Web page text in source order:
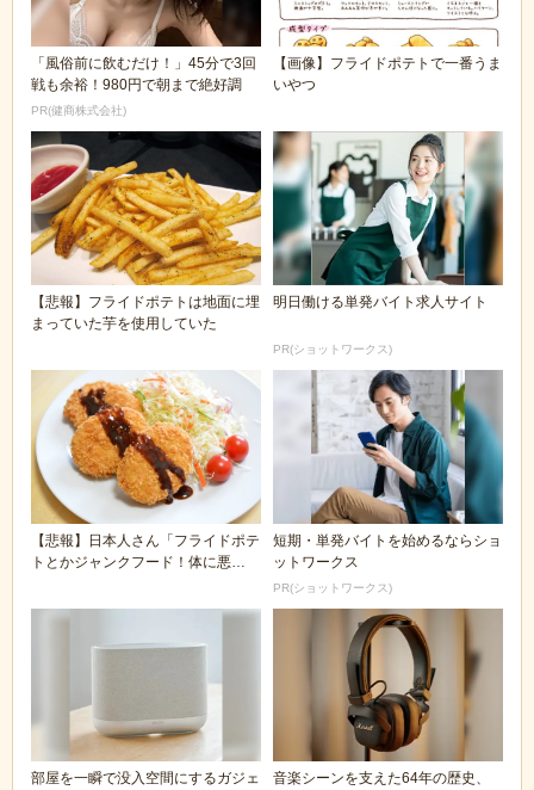
「風俗前に飲むだけ！」45分で3回
戦も余裕！980円で朝まで絶好調
PR(健商株式会社)
【画像】フライドポテトで一番うま
いやつ
【悲報】フライドポテトは地面に埋
まっていた芋を使用していた
明日働ける単発バイト求人サイト
PR(ショットワークス)
【悲報】日本人さん「フライドポテ
トとかジャンクフード！体に悪
短期・単発バイトを始めるならショ
ットワークス
PR(ショットワークス)
部屋を一瞬で没入空間にするガジェ
音楽シーンを支えた64年の歴史、